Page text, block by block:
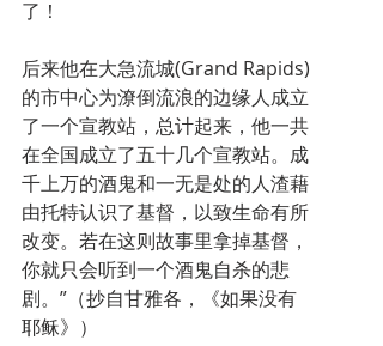
了！
后来他在大急流城(Grand Rapids)
的市中心为潦倒流浪的边缘人成立
了一个宣教站，总计起来，他一共
在全国成立了五十几个宣教站。成
千上万的酒鬼和一无是处的人渣藉
由托特认识了基督，以致生命有所
改变。若在这则故事里拿掉基督，
你就只会听到一个酒鬼自杀的悲
剧。”（抄自甘雅各，《如果没有
耶稣》）